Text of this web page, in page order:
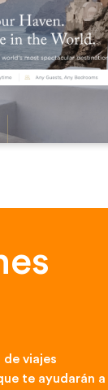
viajes
te ayudarán a